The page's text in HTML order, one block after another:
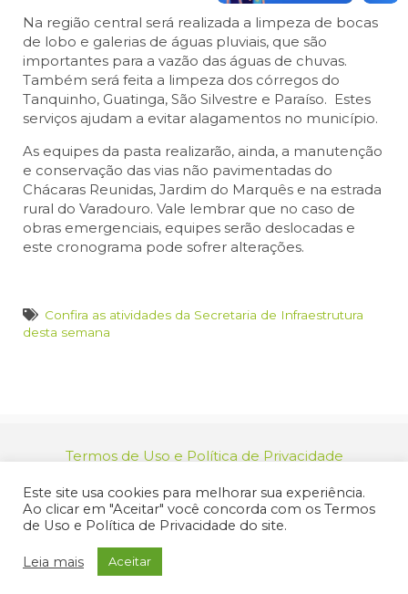
Na região central será realizada a limpeza de bocas
de lobo e galerias de águas pluviais, que são
importantes para a vazão das águas de chuvas.
Também será feita a limpeza dos córregos do
Tanquinho, Guatinga, São Silvestre e Paraíso. Estes
serviços ajudam a evitar alagamentos no município.
As equipes da pasta realizarão, ainda, a manutenção
e conservação das vias não pavimentadas do
Chácaras Reunidas, Jardim do Marquês e na estrada
rural do Varadouro. Vale lembrar que no caso de
obras emergenciais, equipes serão deslocadas e
este cronograma pode sofrer alterações.
Confira as atividades da Secretaria de Infraestrutura
desta semana
Termos de Uso e Política de Privacidade
46.694.139/0001-83 | (12) 3955-9000
Endereço: Praça dos Três Poderes, 73 - Centro -
Jacareí/SP - CEP 12327-170
Este site usa cookies para melhorar sua experiência.
Ao clicar em "Aceitar" você concorda com os Termos
de Uso e Política de Privacidade do site.
Leia mais Aceitar